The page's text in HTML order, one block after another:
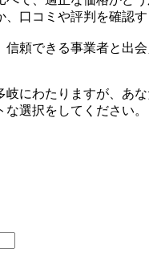
口コミや評判を確認す
頼できる事業者と出会
にわたりますが、あ
選択をしてください。